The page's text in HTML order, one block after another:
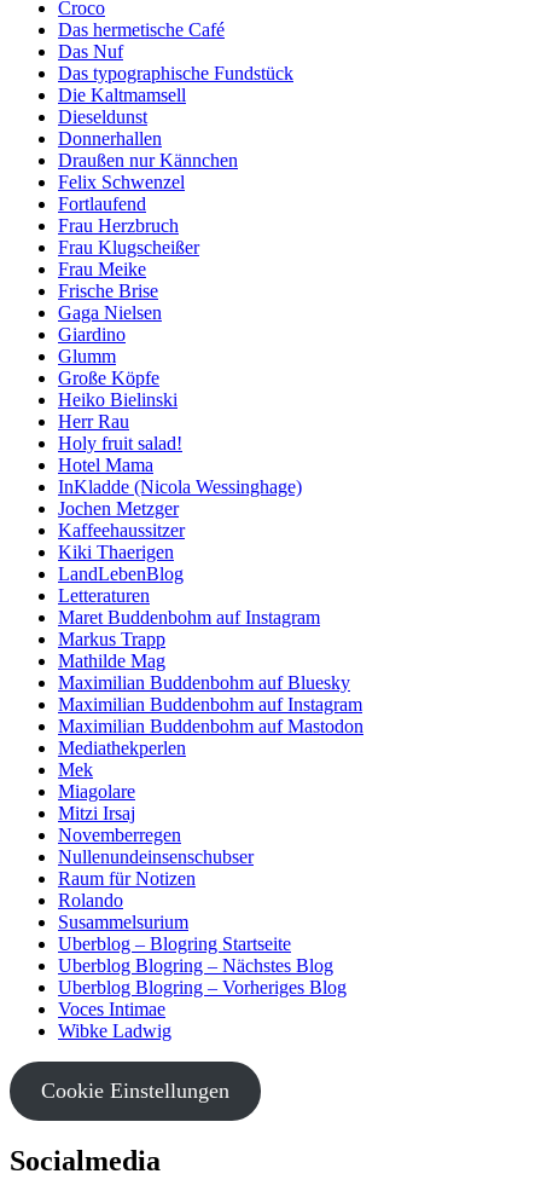
Croco
Das hermetische Café
Das Nuf
Das typographische Fundstück
Die Kaltmamsell
Dieseldunst
Donnerhallen
Draußen nur Kännchen
Felix Schwenzel
Fortlaufend
Frau Herzbruch
Frau Klugscheißer
Frau Meike
Frische Brise
Gaga Nielsen
Giardino
Glumm
Große Köpfe
Heiko Bielinski
Herr Rau
Holy fruit salad!
Hotel Mama
InKladde (Nicola Wessinghage)
Jochen Metzger
Kaffeehaussitzer
Kiki Thaerigen
LandLebenBlog
Letteraturen
Maret Buddenbohm auf Instagram
Markus Trapp
Mathilde Mag
Maximilian Buddenbohm auf Bluesky
Maximilian Buddenbohm auf Instagram
Maximilian Buddenbohm auf Mastodon
Mediathekperlen
Mek
Miagolare
Mitzi Irsaj
Novemberregen
Nullenundeinsenschubser
Raum für Notizen
Rolando
Susammelsurium
Uberblog – Blogring Startseite
Uberblog Blogring – Nächstes Blog
Uberblog Blogring – Vorheriges Blog
Voces Intimae
Wibke Ladwig
Cookie Einstellungen
Socialmedia